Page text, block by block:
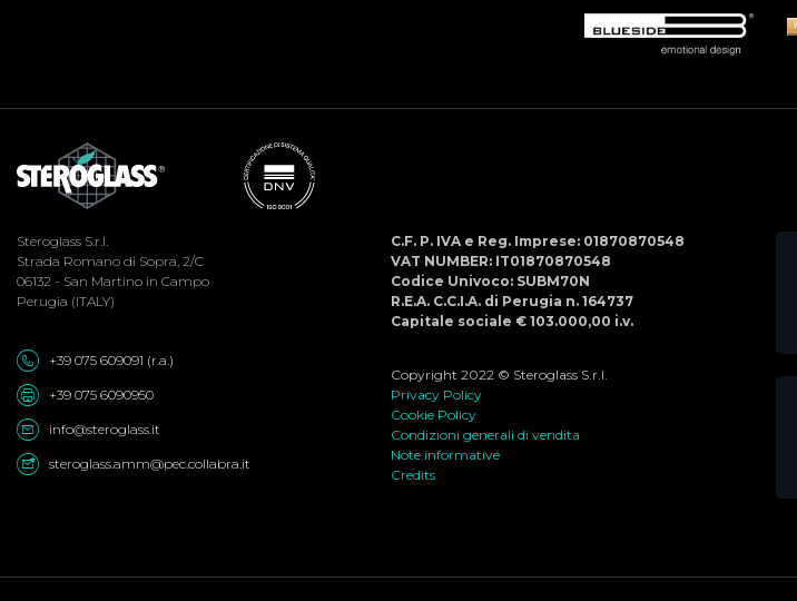
Steroglass S.r.l.
Strada Romano di Sopra, 2/C
06132 - San Martino in Campo
Perugia (ITALY)
+39 075 609091 (r.a.)
+39 075 6090950
info@steroglass.it
steroglass.amm@pec.collabra.it
C.F. P. IVA e Reg. Imprese: 01870870548
VAT NUMBER: IT01870870548
Codice Univoco: SUBM70N
R.E.A. C.C.I.A. di Perugia n. 164737
Capitale sociale € 103.000,00 i.v.
Copyright 2022 © Steroglass S.r.l.
Privacy Policy
Cookie Policy
Condizioni generali di vendita
Note informative
Credits